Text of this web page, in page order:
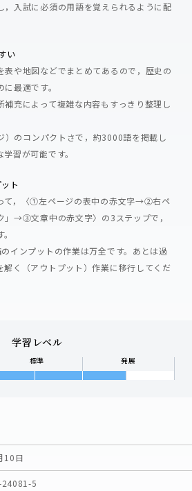
，入試に必須の用語を覚えられるように配
い
表や地図などでまとめてあるので，歴史の
最適です。
補充によって複雑な内容もすっきり整理し
）のコンパクトさで，約3000語を掲載し
習が可能です。
ト
て，〈①左ページの表中の赤文字→②右ペ
」→③文章中の赤文字〉の3ステップで，
インプットの作業は万全です。あとは過
解く（アウトプット）作業に移行してくだ
学習レベル
標準 発展
10日
5